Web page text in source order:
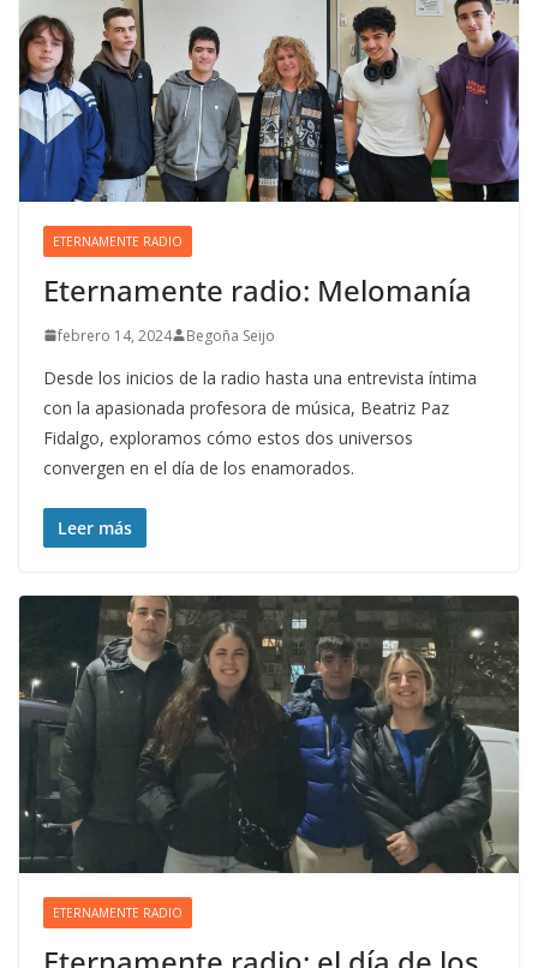
ETERNAMENTE RADIO
Eternamente radio: Melomanía
febrero 14, 2024 Begoña Seijo
Desde los inicios de la radio hasta una entrevista íntima
con la apasionada profesora de música, Beatriz Paz
Fidalgo, exploramos cómo estos dos universos
convergen en el día de los enamorados.
Leer más
ETERNAMENTE RADIO